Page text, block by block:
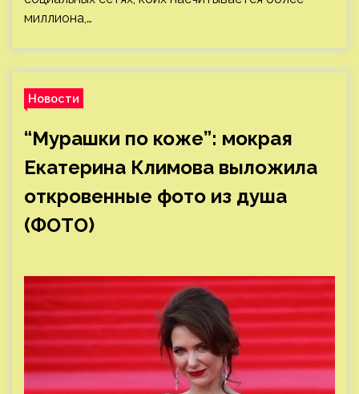
миллиона,…
Новости
“Мурашки по коже”: мокрая
Екатерина Климова выложила
откровенные фото из душа
(ФОТО)